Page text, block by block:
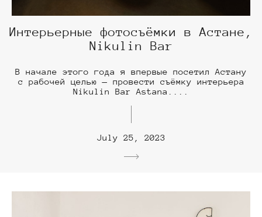
Интерьерные фотосъёмки в Астане,
Nikulin Bar
В начале этого года я впервые посетил Астану
с рабочей целью — провести съёмку интерьера
Nikulin Bar Astana....
July 25, 2023